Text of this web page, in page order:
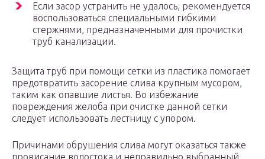
Если засор устранить не удалось, рекомендуется
воспользоваться специальными гибкими
стержнями, предназначенными для прочистки
труб канализации.
Защита труб при помощи сетки из пластика помогает
предотвратить засорение слива крупным мусором,
таким как опавшие листья. Во избежание
повреждения желоба при очистке данной сетки
следует использовать лестницу с упором.
Причинами обрушения слива могут оказаться также
провисание водостока и неправильно выбранный